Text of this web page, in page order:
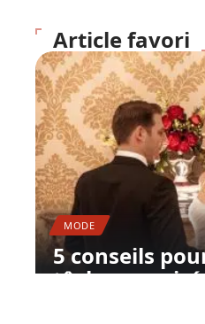
Article favori
MODE
5 conseils
tâche en